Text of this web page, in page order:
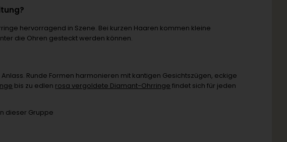
hervorragend in Szene. Bei kurzen Haaren kommen kleine
die Ohren gesteckt werden können.
Runde Formen harmonieren mit kantigen Gesichtszügen, eckige
bis zu edlen rosa vergoldete Diamant-Ohrringe findet sich für jeden
dieser Gruppe